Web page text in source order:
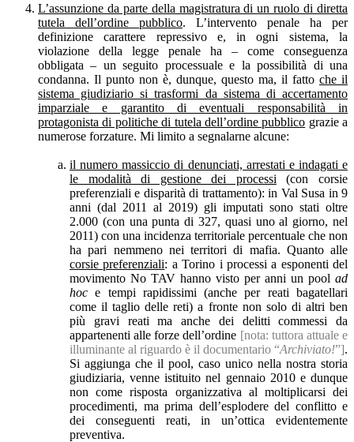
L’assunzione da parte della magistratura di un ruolo di diretta
tutela dell’ordine pubblico. L’intervento penale ha per
definizione carattere repressivo e, in ogni sistema, la
violazione della legge penale ha – come conseguenza
obbligata – un seguito processuale e la possibilità di una
condanna. Il punto non è, dunque, questo ma, il fatto che il
sistema giudiziario si trasformi da sistema di accertamento
imparziale e garantito di eventuali responsabilità in
protagonista di politiche di tutela dell’ordine pubblico grazie a
numerose forzature. Mi limito a segnalarne alcune:
il numero massiccio di denunciati, arrestati e indagati e
le modalità di gestione dei processi (con corsie
preferenziali e disparità di trattamento): in Val Susa in 9
anni (dal 2011 al 2019) gli imputati sono stati oltre
2.000 (con una punta di 327, quasi uno al giorno, nel
2011) con una incidenza territoriale percentuale che non
ha pari nemmeno nei territori di mafia. Quanto alle
corsie preferenziali: a Torino i processi a esponenti del
movimento No TAV hanno visto per anni un pool ad
hoc e tempi rapidissimi (anche per reati bagatellari
come il taglio delle reti) a fronte non solo di altri ben
più gravi reati ma anche dei delitti commessi da
appartenenti alle forze dell’ordine [nota: tuttora attuale e
illuminante al riguardo è il documentario “Archiviato!”].
Si aggiunga che il pool, caso unico nella nostra storia
giudiziaria, venne istituito nel gennaio 2010 e dunque
non come risposta organizzativa al moltiplicarsi dei
procedimenti, ma prima dell’esplodere del conflitto e
dei conseguenti reati, in un’ottica evidentemente
preventiva.